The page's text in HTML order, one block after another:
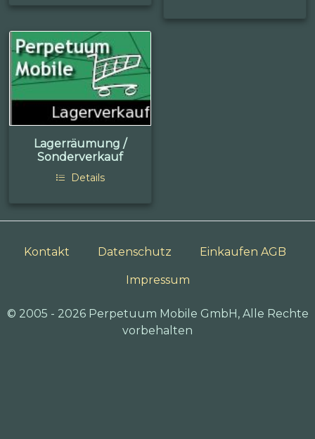
Lagerräumung /
Sonderverkauf
Details
Kontakt Datenschutz Einkaufen AGB
Impressum
© 2005 - 2026 Perpetuum Mobile GmbH, Alle Rechte
vorbehalten